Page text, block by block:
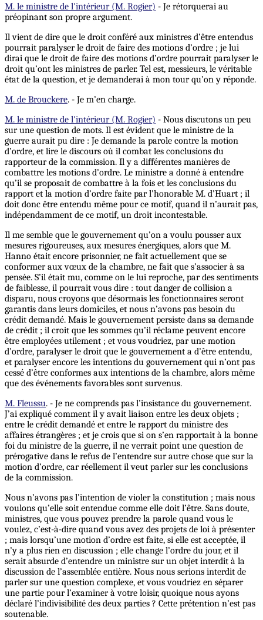
M. le ministre de l'intérieur (M. Rogier) - Je rétorquerai au
préopinant son propre argument.
Il vient de dire que le droit conféré aux ministres d’être entendus
pourrait paralyser le droit de faire des motions d’ordre ; je lui
dirai que le droit de faire des motions d’ordre pourrait paralyser le
droit qu’ont les ministres de parler. Tel est, messieurs, le véritable
état de la question, et je demanderai à mon tour qu’on y réponde.
M. de Brouckere. - Je m’en charge.
M. le ministre de l'intérieur (M. Rogier) - Nous discutons un peu
sur une question de mots. Il est évident que le ministre de la
guerre aurait pu dire : Je demande la parole contre la motion
d’ordre, et lire le discours où il combat les conclusions du
rapporteur de la commission. Il y a différentes manières de
combattre les motions d’ordre. Le ministre a donné à entendre
qu’il se proposait de combattre à la fois et les conclusions du
rapport et la motion d’ordre faite par l’honorable M. d’Huart ; il
doit donc être entendu même pour ce motif, quand il n’aurait pas,
indépendamment de ce motif, un droit incontestable.
Il me semble que le gouvernement qu’on a voulu pousser aux
mesures rigoureuses, aux mesures énergiques, alors que M.
Hanno était encore prisonnier, ne fait actuellement que se
conformer aux vœux de la chambre, ne fait que s’associer à sa
pensée. S’il était mu, comme on le lui reproche, par des sentiments
de faiblesse, il pourraitvous dire : tout danger de collision a
disparu, nous croyons que désormais les fonctionnaires seront
garantis dans leurs domiciles, et nous n’avons pas besoin du
crédit demandé. Mais le gouvernement persiste dans sa demande
de crédit ; il croit que les sommes qu’il réclame peuvent encore
être employées utilement ; et vous voudriez, par une motion
d’ordre, paralyser le droit que le gouvernement a d’être entendu,
et paralyser encore les intentions du gouvernement qui n’ont pas
cessé d’être conformes aux intentions de la chambre, alors même
que des événements favorables sont survenus.
M. Fleussu. - Je ne comprends pas l’insistance du gouvernement.
J’ai expliqué comment il y avait liaison entre les deux objets ;
entre le crédit demandé et entre le rapport du ministre des
affaires étrangères ; et je crois que si on s’en rapportait à la bonne
foi du ministre de la guerre, il ne verrait point une question de
prérogative dans le refus de l’entendre sur autre chose que sur la
motion d’ordre, car réellement il veut parler sur les conclusions
de la commission.
Nous n’avons pas l’intention de violer la constitution ; mais nous
voulons qu’elle soit entendue comme elle doit l’être. Sans doute,
ministres, que vous pouvez prendre la parole quand vous le
voulez, c’est-à-dire quand vous avez des projets de loi à présenter
; mais lorsqu’une motion d’ordre est faite, si elle est acceptée, il
n’y a plus rien en discussion ; elle change l’ordre du jour, et il
serait absurde d’entendre un ministre sur un objet interdit à la
discussion de l’assemblée entière. Nous nous serions interdit de
parler sur une question complexe, et vous voudriez en séparer
une partie pour l’examiner à votre loisir, quoique nous ayons
déclaré l’indivisibilité des deux parties ? Cette prétention n’est pas
soutenable.